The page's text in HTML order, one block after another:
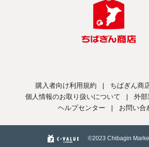
購入者向け利用規約 | ちばぎん商
個人情報のお取り扱いについて
| 外部
ヘルプセンター
| お問い合
©️2023 Chibagin